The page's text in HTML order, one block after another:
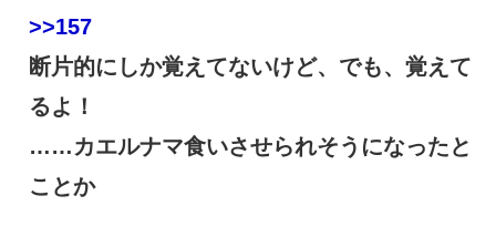
>>157
断片的にしか覚えてないけど、でも、覚えて
るよ！
……カエルナマ食いさせられそうになったと
ことか